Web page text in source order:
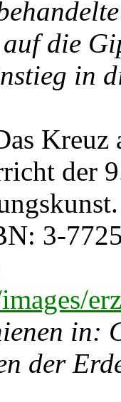
die
in
Kreuz
der
3-
in:
der